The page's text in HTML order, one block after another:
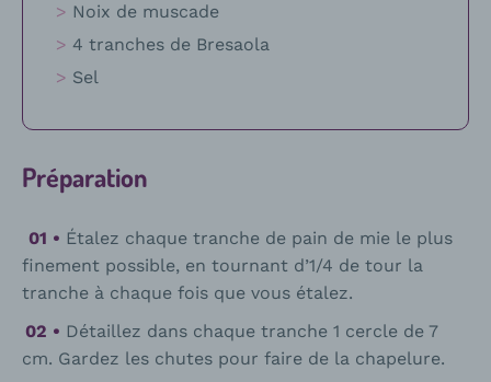
Noix de muscade
4 tranches de Bresaola
Sel
Préparation
Étalez chaque tranche de pain de mie le plus
finement possible, en tournant d’1/4 de tour la
tranche à chaque fois que vous étalez.
Détaillez dans chaque tranche 1 cercle de 7
cm. Gardez les chutes pour faire de la chapelure.